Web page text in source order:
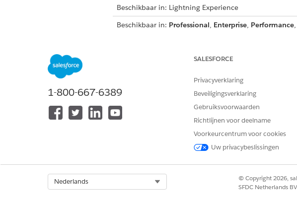
Beschikbaar in: Lightning Experience
Beschikbaar in: Professional, Enterprise, Performance,
gecentraliseerd controletraject om te zien wie
1-800-667-6389
SALESFORCE
Privacyverklaring
Beveiligingsverklaring
Gebruiksvoorwaarden
Richtlijnen voor deelname
Voorkeurcentrum voor cookies
Uw privacybeslissingen
Nederlands
© Copyright 2026,
SFDC Netherlands